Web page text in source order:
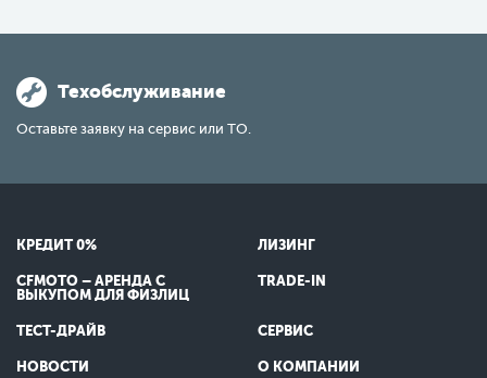
Техобслуживание
Оставьте заявку на сервис или ТО.
КРЕДИТ 0% ЛИЗИНГ
CFMOTO – АРЕНДА С
ВЫКУПОМ ДЛЯ ФИЗЛИЦ
TRADE-IN
ТЕСТ-ДРАЙВ СЕРВИС
НОВОСТИ О КОМПАНИИ